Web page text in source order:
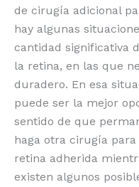
de cirugía adicional
hay algunas
cantidad significativa
la retina, en las que
duradero. En esa
puede ser la mejor
sentido de que
haga otra cirugía
retina adherida
existen algunos